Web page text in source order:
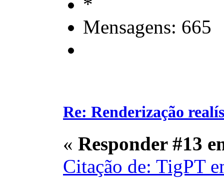
Mensagens: 665
Re: Renderização
« Responder #13
Citação de: TigPT